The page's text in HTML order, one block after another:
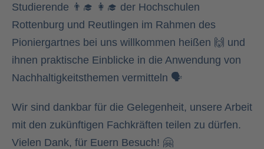
Studierende 👨‍🎓 👩‍🎓 der Hochschulen
Rottenburg und Reutlingen im Rahmen des
Pioniergartnes bei uns willkommen heißen 🙌 und
ihnen praktische Einblicke in die Anwendung von
Nachhaltigkeitsthemen vermitteln 🗣
Wir sind dankbar für die Gelegenheit, unsere Arbeit
mit den zukünftigen Fachkräften teilen zu dürfen.
Vielen Dank, für Euern Besuch! 🤗